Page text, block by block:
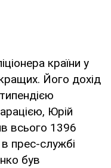
країни у
Його дохід
Юрій
всього 1396
прес-службі
був